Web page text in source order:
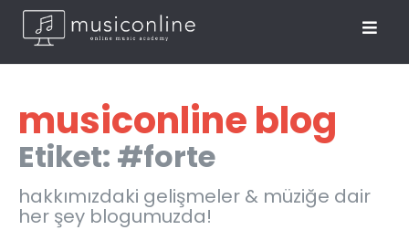
musiconline blog
Etiket: #forte
hakkımızdaki gelişmeler & müziğe dair
her şey blogumuzda!